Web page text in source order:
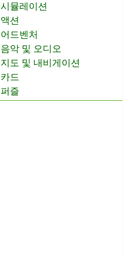
시뮬레이션
액션
어드벤처
음악 및 오디오
지도 및 내비게이션
카드
퍼즐